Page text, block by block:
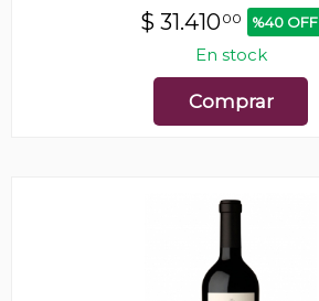
$ 31.41000 %40 OFF
En stock
Comprar